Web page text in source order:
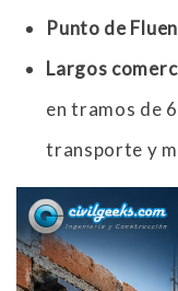
Punto de
Largos
en tramos de
transporte y